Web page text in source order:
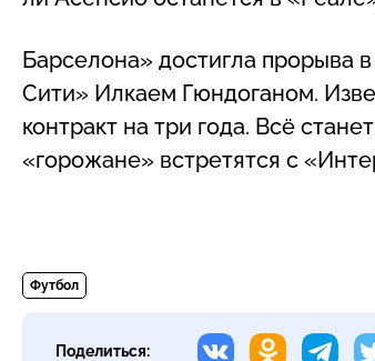
Барселона» достигла прорыва
Сити» Илкаем Гюндоганом.
контракт на три года. Всё
«горожане» встретятся с
Футбол
Поделиться: